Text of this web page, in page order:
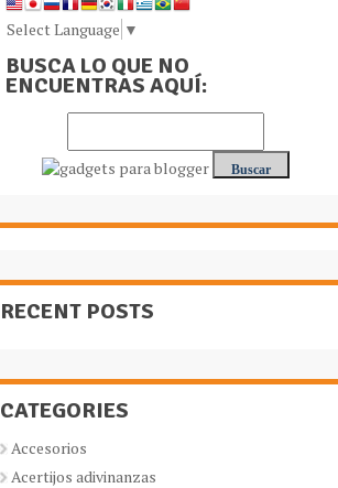
Select Language ▼
BUSCA LO QUE NO
ENCUENTRAS AQUÍ:
RECENT POSTS
CATEGORIES
Accesorios
Acertijos adivinanzas